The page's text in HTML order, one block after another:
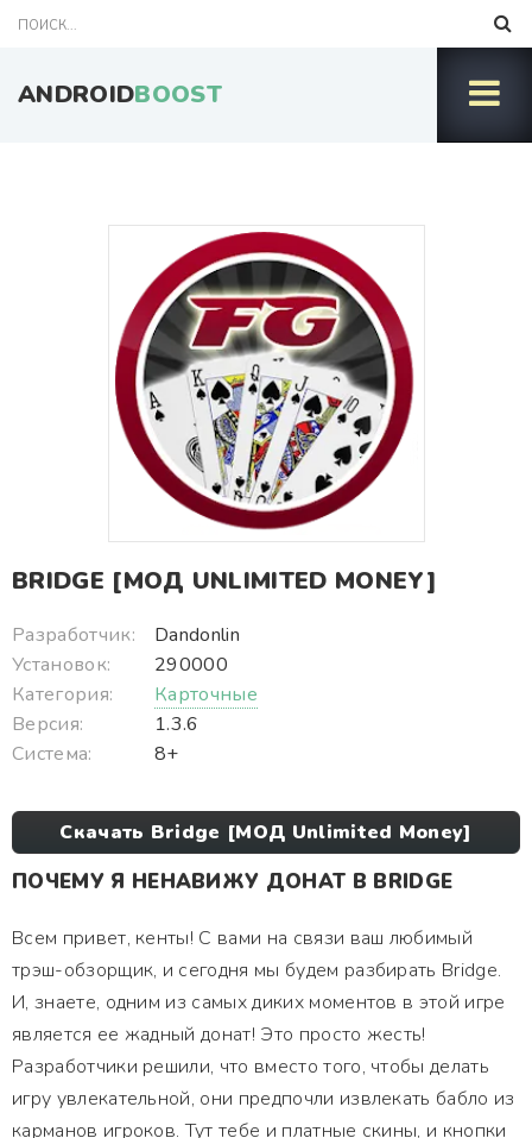
ANDROIDBOOST
BRIDGE [МОД UNLIMITED MONEY]
Разработчик:
Dandonlin
Установок:
290000
Категория:
Карточные
Версия:
1.3.6
Система:
8+
Скачать Bridge [МОД Unlimited Money]
ПОЧЕМУ Я НЕНАВИЖУ ДОНАТ В BRIDGE
Всем привет, кенты! С вами на связи ваш любимый
трэш-обзорщик, и сегодня мы будем разбирать Bridge.
И, знаете, одним из самых диких моментов в этой игре
является ее жадный донат! Это просто жесть!
Разработчики решили, что вместо того, чтобы делать
игру увлекательной, они предпочли извлекать бабло из
карманов игроков. Тут тебе и платные скины, и кнопки